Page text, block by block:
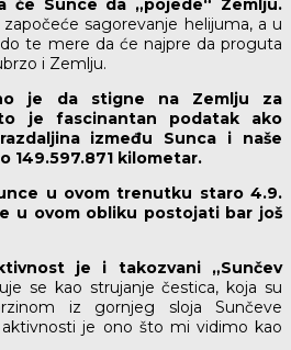
će Sunce da „pojede“ Zemlju.
sagorevanje helijuma, a u
te mere da će najpre da proguta
i Zemlju.
je da stigne na Zemlju za
je fascinantan podatak ako
između Sunca i naše
149.597.871 kilometar.
u ovom trenutku staro 4.9.
u ovom obliku postojati bar još
je i takozvani „Sunčev
se kao strujanje čestica, koja su
iz gornjeg sloja Sunčeve
je ono što mi vidimo kao